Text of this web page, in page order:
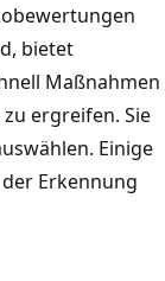
bietet
Maßnahmen
ergreifen. Sie
Einige
Erkennung